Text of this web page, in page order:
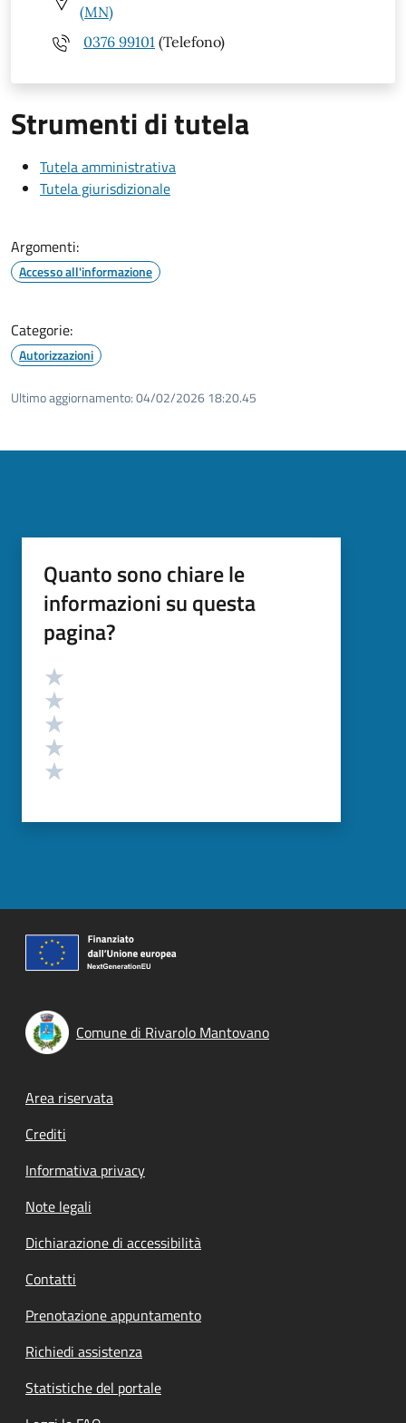
(MN)
0376 99101 (Telefono)
Strumenti di tutela
Tutela amministrativa
Tutela giurisdizionale
Argomenti:
Accesso all'informazione
Categorie:
Autorizzazioni
Ultimo aggiornamento:04/02/2026 18:20.45
Quanto sono chiare le
informazioni su questa
pagina?
Valutazione
Comune di Rivarolo Mantovano
Footer menu
Area riservata
Crediti
Informativa privacy
Note legali
Dichiarazione di accessibilità
Contatti
Prenotazione appuntamento
Richiedi assistenza
Statistiche del portale